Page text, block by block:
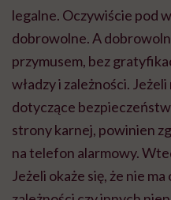
legalne. Oczywiście pod
dobrowolne. A
przymusem, bez
władzy i zależności.
dotyczące
strony karnej, powinien
na telefon alarmowy.
Jeżeli okaże się, że nie